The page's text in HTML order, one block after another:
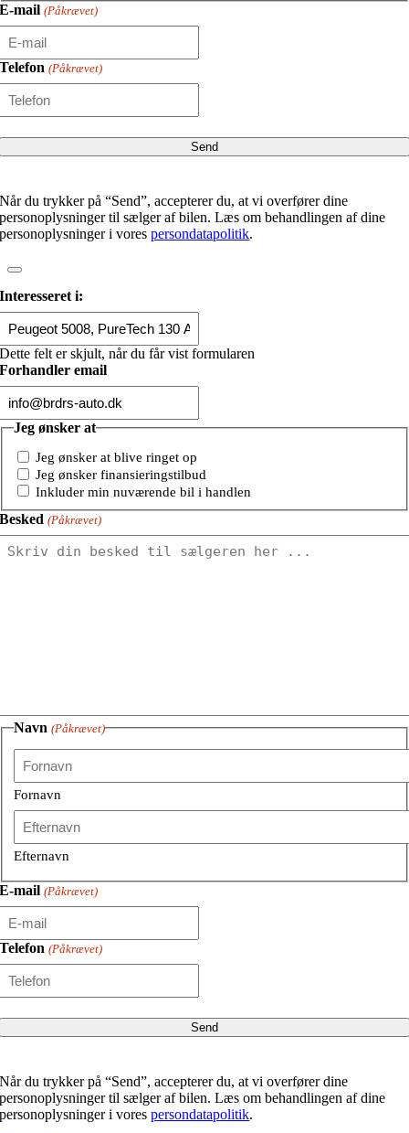
E-mail (Påkrævet)
Telefon (Påkrævet)
Når du trykker på “Send”, accepterer du, at vi overfører dine
personoplysninger til sælger af bilen. Læs om behandlingen af dine
personoplysninger i vorespersondatapolitik.
Interesseret i:
Dette felt er skjult, når du får vist formularen
Forhandler email
Jeg ønsker at
Jeg ønsker at blive ringet op
Jeg ønsker finansieringstilbud
Inkluder min nuværende bil i handlen
Besked (Påkrævet)
Navn (Påkrævet)
Fornavn
Efternavn
E-mail (Påkrævet)
Telefon (Påkrævet)
Når du trykker på “Send”, accepterer du, at vi overfører dine
personoplysninger til sælger af bilen. Læs om behandlingen af dine
personoplysninger i vorespersondatapolitik.